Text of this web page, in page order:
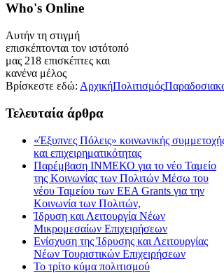
Who's Online
Αυτήν τη στιγμή
επισκέπτονται τον ιστότοπό
μας 218 επισκέπτες και
κανένα μέλος
Βρίσκεστε εδώ: ΑρχικήΠολιτισμός
Τελευταία άρθρα
«Έξυπνες Πόλεις» κοινωνικής
και επιχειρηματικότητας
Παρέμβαση ΙΝΜΕΚΟ για το νέο Ταμείο
της Κοινωνίας των Πολιτών Μέσω του
νέου Ταμείου των ΕΕΑ Grants για την
Κοινωνία των Πολιτών,
Ίδρυση και Λειτουργία Νέων
Μικρομεσαίων Επιχειρήσεων
Ενίσχυση της Ίδρυσης και Λειτουργίας
Νέων Τουριστικών Επιχειρήσεων
Το τρίτο κύμα πολιτισμού